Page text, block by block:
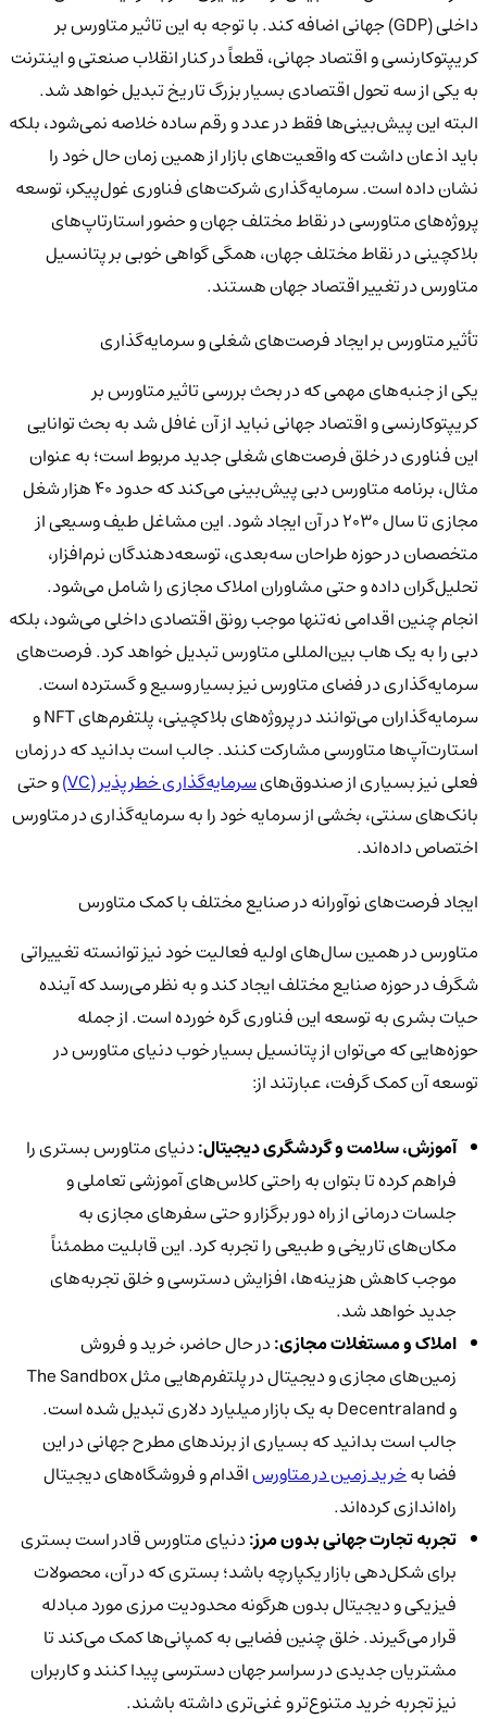
داخلی (GDP) جهانی اضافه کند. با توجه به این تاثیر متاورس بر
کریپتوکارنسی و اقتصاد جهانی، قطعاً در کنار انقلاب صنعتی و اینترنت
به یکی از سه تحول اقتصادی بسیار بزرگ تاریخ تبدیل خواهد شد.
البته این پیش‌بینی‌ها فقط در عدد و رقم ساده خلاصه نمی‌شود، بلکه
باید اذعان داشت که واقعیت‌های بازار از همین زمان حال خود را
نشان داده است. سرمایه‌گذاری شرکت‌های فناوری غول‌پیکر، توسعه
پروژه‌های متاورسی در نقاط مختلف جهان و حضور استارتاپ‌های
بلاکچینی در نقاط مختلف جهان، همگی گواهی خوبی بر پتانسیل
متاورس در تغییر اقتصاد جهان هستند.
تأثیر متاورس بر ایجاد فرصت‌های شغلی و سرمایه‌گذاری
یکی از جنبه‌های مهمی که در بحث بررسی تاثیر متاورس بر
کریپتوکارنسی و اقتصاد جهانی نباید از آن غافل شد به بحث توانایی
این فناوری در خلق فرصت‌های شغلی جدید مربوط است؛ به عنوان
مثال، برنامه متاورس دبی پیش‌بینی می‌کند که حدود 40 هزار شغل
مجازی تا سال 2030 در آن ایجاد شود. این مشاغل طیف وسیعی از
متخصصان در حوزه طراحان سه‌بعدی، توسعه‌دهندگان نرم‌افزار،
تحلیل‌گران داده و حتی مشاوران املاک مجازی را شامل می‌شود.
انجام چنین اقدامی نه‌تنها موجب رونق اقتصادی داخلی می‌شود، بلکه
دبی را به یک هاب بین‌المللی متاورس تبدیل خواهد کرد. فرصت‌های
سرمایه‌گذاری در فضای متاورس نیز بسیار وسیع و گسترده است.
سرمایه‌گذاران می‌توانند در پروژه‌های بلاکچینی، پلتفرم‌های NFT و
استارت‌آپ‌ها متاورسی مشارکت کنند. جالب است بدانید که در زمان
فعلی نیز بسیاری از صندوق‌هایسرمایه‌گذاری خطرپذیر (VC)
و حتی
بانک‌های سنتی، بخشی از سرمایه خود را به سرمایه‌گذاری در متاورس
اختصاص داده‌اند.
ایجاد فرصت‌های نوآورانه در صنایع مختلف با کمک متاورس
متاورس در همین سال‌های اولیه فعالیت خود نیز توانسته تغییراتی
شگرف در حوزه صنایع مختلف ایجاد کند و به نظر می‌رسد که آینده
حیات بشری به توسعه این فناوری گره خورده است. از جمله
حوزه‌هایی که می‌توان از پتانسیل بسیار خوب دنیای متاورس در
توسعه آن کمک گرفت، عبارتند از:
آموزش، سلامت و گردشگری دیجیتال:دنیای متاورس بستری را
فراهم کرده تا بتوان به راحتی کلاس‌های آموزشی تعاملی و
جلسات درمانی از راه دور برگزار و حتی سفرهای مجازی به
مکان‌های تاریخی و طبیعی را تجربه کرد. این قابلیت مطمئناً
موجب کاهش هزینه‌ها، افزایش دسترسی و خلق تجربه‌های
جدید خواهد شد.
املاک و مستغلات مجازی:در حال حاضر، خرید و فروش
زمین‌های مجازی و دیجیتال در پلتفرم‌هایی مثل The Sandbox
و Decentraland به یک بازار میلیارد دلاری تبدیل شده است.
جالب است بدانید که بسیاری از برندهای مطرح جهانی در این
فضا بهخرید زمین در متاورساقدام و فروشگاه‌های دیجیتال
راه‌اندازی کرده‌اند.
تجربه تجارت جهانی بدون مرز:دنیای متاورس قادر است بستری
برای شکل‌دهی بازار یکپارچه باشد؛ بستری که در آن، محصولات
فیزیکی و دیجیتال بدون هرگونه محدودیت مرزی مورد مبادله
قرار می‌گیرند. خلق چنین فضایی به کمپانی‌ها کمک می‌کند تا
مشتریان جدیدی در سراسر جهان دسترسی پیدا کنند و کاربران
نیز تجربه خرید متنوع‌تر و غنی‌تری داشته باشند.